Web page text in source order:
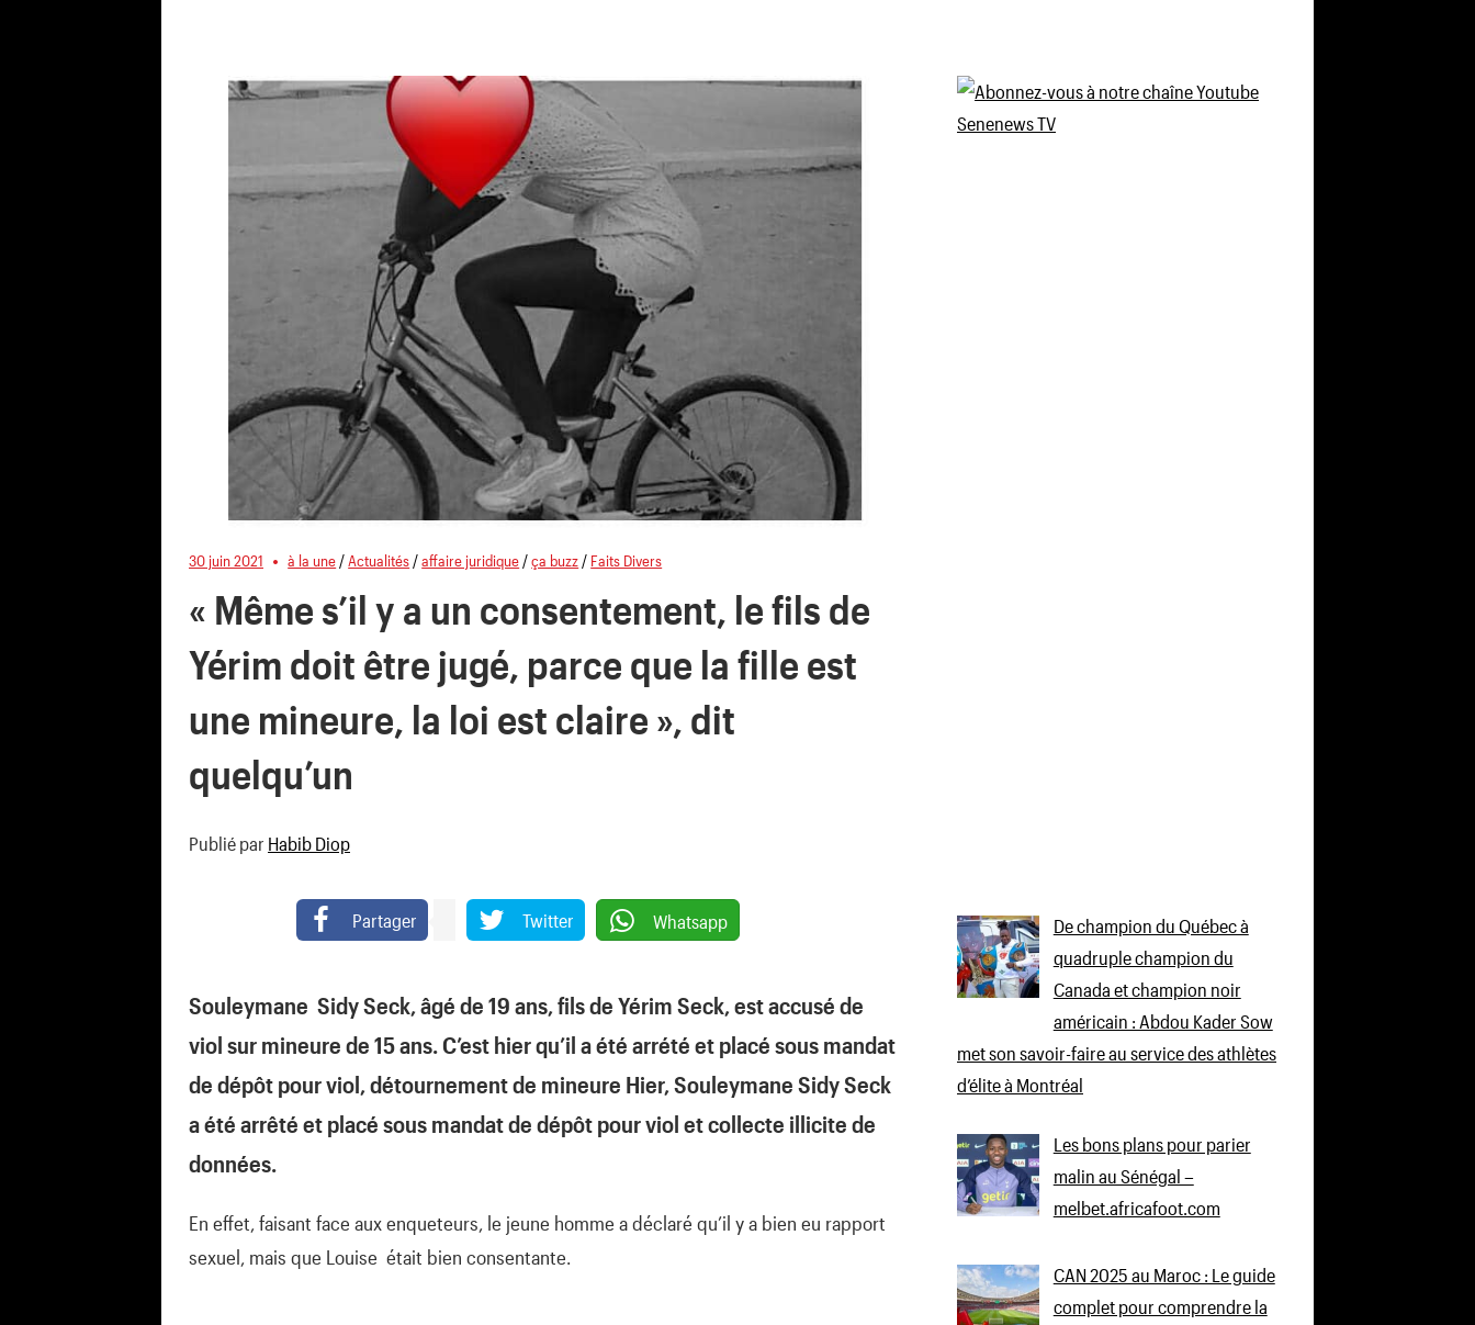
30 juin 2021 à la une /Actualités /affaire juridique /ça buzz / Faits Divers
« Même s’il y a un consentement, le fils de
Yérim doit être jugé, parce que la fille est
une mineure, la loi est claire », dit
quelqu’un
Publié par Habib Diop
Partager Twitter Whatsapp
Souleymane Sidy Seck, âgé de 19 ans, fils de Yérim Seck, est accusé de
viol sur mineure de 15 ans. C’est hier qu’il a été arrété et placé sous mandat
de dépôt pour viol, détournement de mineure Hier, Souleymane Sidy Seck
a été arrêté et placé sous mandat de dépôt pour viol et collecte illicite de
données.
En effet, faisant face aux enqueteurs, le jeune homme a déclaré qu’il y a bien eu rapport
sexuel, mais que Louise était bien consentante.
De champion du Québec à
quadruple champion du
Canada et champion noir
américain : Abdou Kader Sow
met son savoir-faire au service des athlètes
d’élite à Montréal
Les bons plans pour parier
malin au Sénégal –
melbet.africafoot.com
CAN 2025 au Maroc : Le guide
complet pour comprendre la